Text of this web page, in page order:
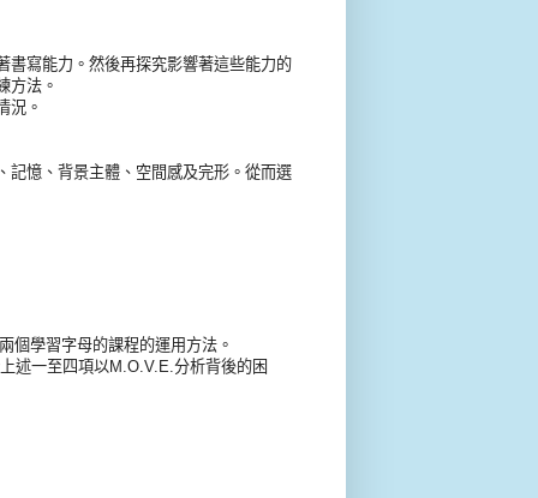
書寫能力。然後再探究影響著這些能力的
方法。
況。
記憶、背景主體、空間感及完形。從而選
學習字母的課程的運用方法。
述一至四項以M.O.V.E.分析背後的困